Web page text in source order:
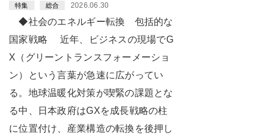
特集 総合 2026.06.30
◆社会のエネルギー転換 包括的な
国家戦略 近年、ビジネスの現場でG
X（グリーントランスフォーメーショ
ン）という言葉が急速に広がってい
る。地球温暖化対策が喫緊の課題とな
る中、日本政府はGXを成長戦略の柱
に位置付け、産業構造の転換を後押し